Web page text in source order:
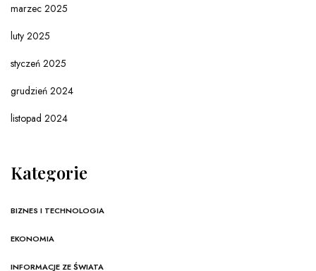
marzec 2025
luty 2025
styczeń 2025
grudzień 2024
listopad 2024
Kategorie
BIZNES I TECHNOLOGIA
EKONOMIA
INFORMACJE ZE ŚWIATA